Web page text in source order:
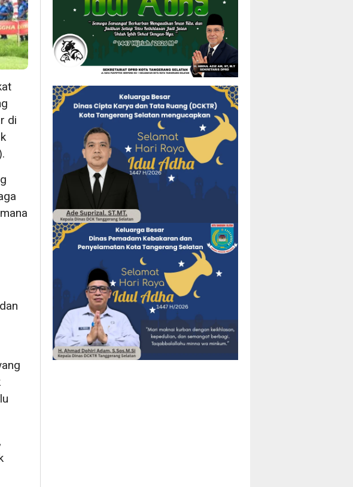
di